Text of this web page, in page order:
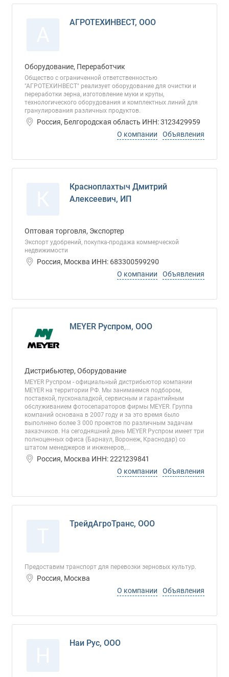
АГРОТЕХИНВЕСТ, ООО
Оборудование, Переработчик
Общество с ограниченной ответственностью
"АГРОТЕХИНВЕСТ" реализует оборудование для очистки и
переработки зерна, изготовление муки и крупы,
технологического оборудования и комплектных линий для
гранулирования различных продуктов.
Россия, Белгородская область ИНН: 3123429959
О компании
Объявления
Красноплахтыч Дмитрий
Алексеевич, ИП
Оптовая торговля, Экспортер
Экспорт удобрений, покупка-продажа коммерческой
недвижимости
Россия, Москва ИНН: 683300599290
О компании
Объявления
MEYER Руспром, ООО
Дистрибьютер, Оборудование
MEYER Руспром - официальный дистрибьютор компании
MEYER на территории РФ. Мы занимаемся подбором,
поставкой, пусконаладкой, сервисным и гарантийным
обслуживанием фотосепараторов фирмы MEYER. Группа
компаний основана в 2007 году и за это время было
выполнено более 3 000 проектов по различным задачам
заказчиков. На сегодняшний день MEYER Руспром имеет три
полноценных офиса (Барнаул, Воронеж, Краснодар) со
штатом менеджеров и инженеров,...
Россия, Москва ИНН: 2221239841
О компании
Объявления
ТрейдАгроТранс, ООО
Предоставим транспорт для перевозки зерновых культур.
Россия, Москва
О компании
Объявления
Наи Рус, ООО